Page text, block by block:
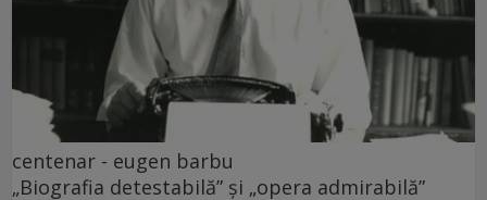
centenar - eugen barbu
„Biografia detestabilă” și „opera admirabilă”